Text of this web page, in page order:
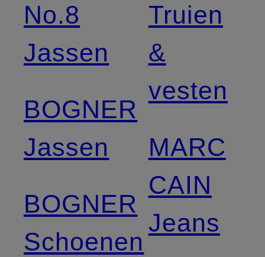
No.8
Jassen
BOGNER
Jassen
BOGNER
Schoenen
Truien
&
vesten
MARC
CAIN
Jeans